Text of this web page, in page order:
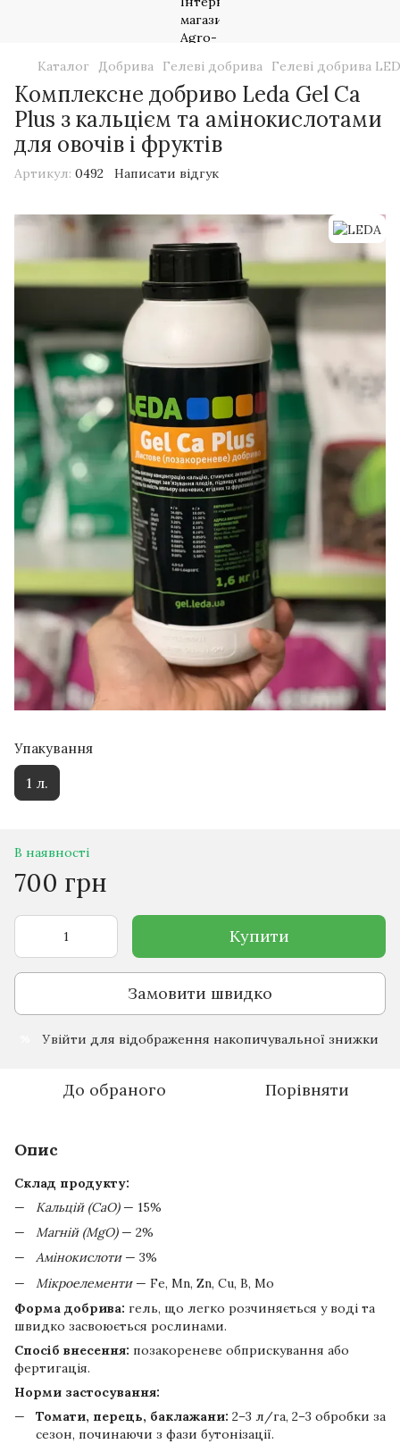
Каталог Добрива Гелеві добрива Гелеві добрива
Комплексне добриво Leda Gel Ca
Plus з кальцієм та амінокислотами
для овочів і фруктів
Артикул: 0492 Написати відгук
Упакування
1 л.
В наявності
700 грн
Купити
Замовити швидко
Увійти для відображення накопичувальної знижки
До обраного Порівняти
Опис
Склад продукту:
Кальцій (CaO)— 15%
Магній (MgO)— 2%
Амінокислоти— 3%
Мікроелементи— Fe, Mn, Zn, Cu, B, Mo
Форма добрива: гель, що легко розчиняється у воді та
швидко засвоюється рослинами.
Спосіб внесення: позакореневе обприскування або
фертигація.
Норми застосування:
Томати, перець, баклажани: 2–3 л/га, 2–3 обробки за
сезон, починаючи з фази бутонізації.